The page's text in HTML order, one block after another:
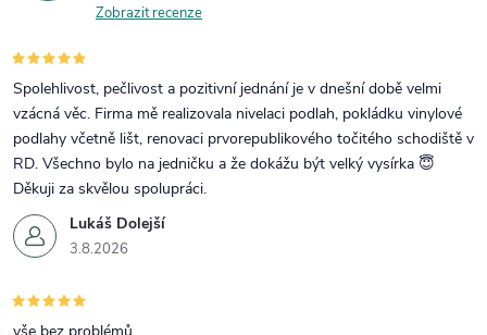
Zobrazit recenze
Lukáš Dolejší
3.8.2026
Spolehlivost, pečlivost a pozitivní jednání je v dnešní době velmi
vzácná věc. Firma mě realizovala nivelaci podlah, pokládku vinylové
podlahy včetně lišt, renovaci prvorepublikového točitého schodiště v
RD. Všechno bylo na jedničku a že dokážu být velký vysírka 😇
Děkuji za skvělou spolupráci.